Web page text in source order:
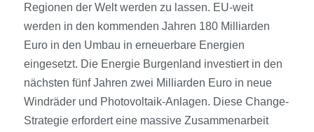
Regionen der Welt werden zu lassen. EU-weit
werden in den kommenden Jahren 180 Milliarden
Euro in den Umbau in erneuerbare Energien
eingesetzt. Die Energie Burgenland investiert in den
nächsten fünf Jahren zwei Milliarden Euro in neue
Windräder und Photovoltaik-Anlagen. Diese Change-
Strategie erfordert eine massive Zusammenarbeit